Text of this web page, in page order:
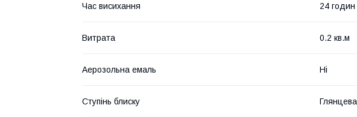
Час висихання 24 годин
Витрата 0.2 кв.м
Аерозольна емаль Ні
Ступінь блиску Глянцева